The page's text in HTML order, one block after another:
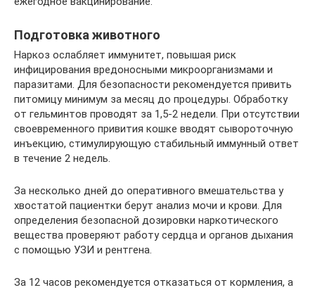
Подготовка животного
Наркоз ослабляет иммунитет, повышая риск
инфицирования вредоносными микроорганизмами и
паразитами. Для безопасности рекомендуется привить
питомицу минимум за месяц до процедуры. Обработку
от гельминтов проводят за 1,5-2 недели. При отсутствии
своевременного привития кошке вводят сывороточную
инъекцию, стимулирующую стабильный иммунный ответ
в течение 2 недель.
За несколько дней до оперативного вмешательства у
хвостатой пациентки берут анализ мочи и крови. Для
определения безопасной дозировки наркотического
вещества проверяют работу сердца и органов дыхания
с помощью УЗИ и рентгена.
За 12 часов рекомендуется отказаться от кормления, а